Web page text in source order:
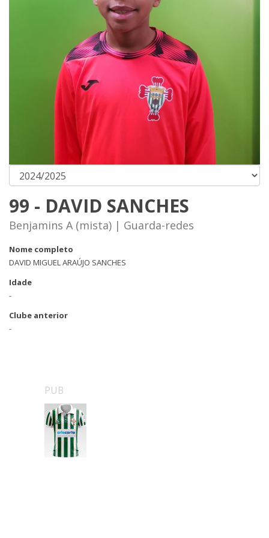
99 - DAVID SANCHES
Benjamins A (mista) | Guarda-redes
Nome completo
DAVID MIGUEL ARAÚJO SANCHES
Idade
-
Clube anterior
-
PUB